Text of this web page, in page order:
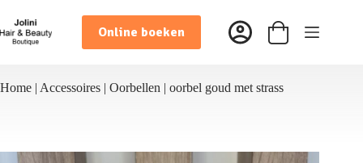
naar
de
inhoud
Online boeken Winkelwagen
Home | Accessoires | Oorbellen | oorbel goud met strass